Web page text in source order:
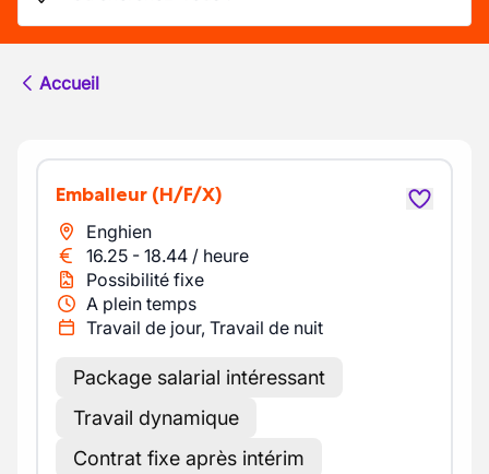
Accueil
Emballeur (H/F/X)
Enghien
16.25 - 18.44 / heure
Possibilité fixe
A plein temps
Travail de jour, Travail de nuit
Package salarial intéressant
Travail dynamique
Contrat fixe après intérim